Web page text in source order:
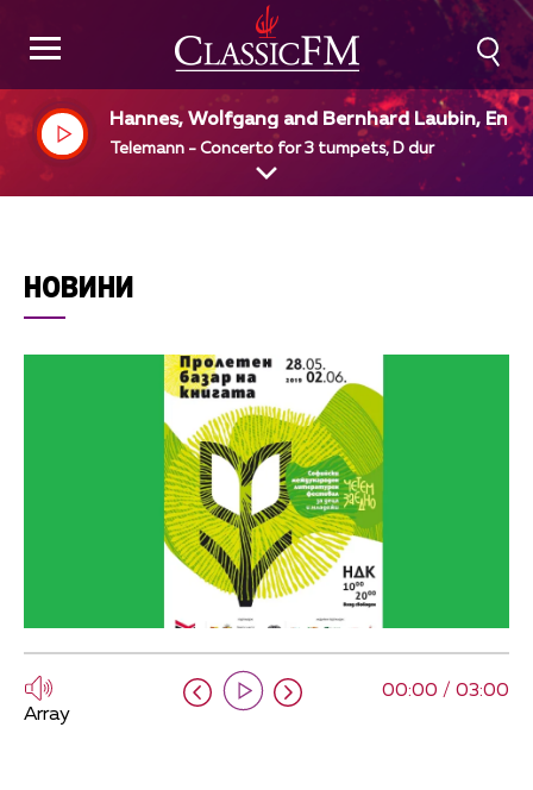
Hannes, Wolfgang and Bernhard Laubin,
h Chamber Orchestra, Simon Preston, dir
Telemann - Concerto for 3 tumpets, D dur
НОВИНИ
00:00 / 03:00
Array